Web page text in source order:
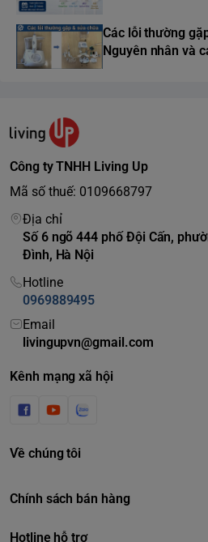
Các lỗi thường
Nguyên nhân và
Công ty TNHH Living Up
Mã số thuế: 0109668797
Địa chỉ
Số 6 ngõ 444 phố Đội Cấn,
Đình, Hà Nội
Hotline
0969889495
Email
livingupvn@gmail.com
Kênh mạng xã hội
Về chúng tôi
Chính sách bán hàng
Hotline hỗ trợ